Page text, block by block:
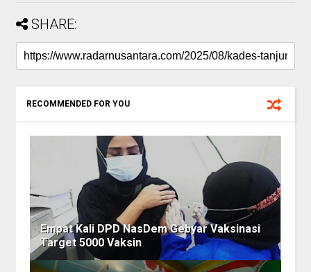
SHARE:
RECOMMENDED FOR YOU
Empat Kali DPD NasDem Gebyar Vaksinasi
Target 5000 Vaksin